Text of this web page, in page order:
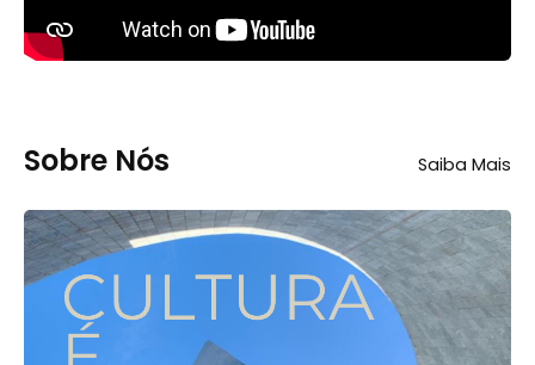
Sobre Nós Saiba Mais